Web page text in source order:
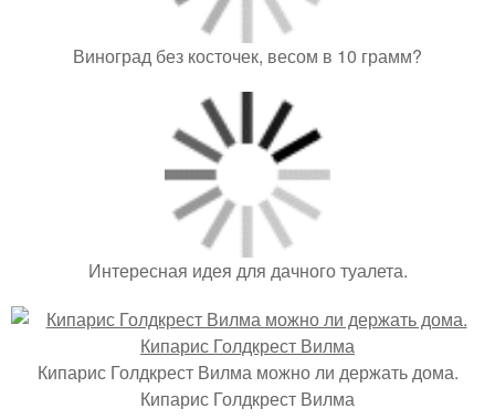
Виноград без косточек, весом в 10 грамм?
Интересная идея для дачного туалета.
Кипарис Голдкрест Вилма можно ли держать дома.
Кипарис Голдкрест Вилма